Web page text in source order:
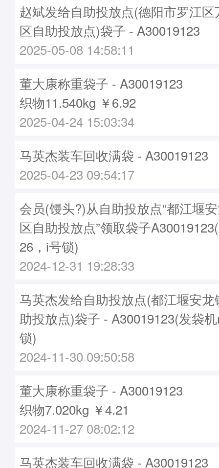
赵斌发给自助投放点(德阳市罗江
区自助投放点)袋子 - A30019123
2025-05-08 14:58:11
董大康称重袋子 - A30019123
织物11.540kg ￥6.92
2025-04-24 15:03:34
马英杰装车回收满袋 - A30019123
2025-04-23 09:54:17
会员(馒头?)从自助投放点“都江堰
区自助投放点”领取袋子
26，i号锁)
2024-12-31 19:28:33
马英杰发给自助投放点(都江堰安
助投放点)袋子 - A30019123(发袋
锁)
2024-11-30 09:50:58
董大康称重袋子 - A30019123
织物7.020kg ￥4.21
2024-11-27 08:02:12
马英杰装车回收满袋 - A30019123